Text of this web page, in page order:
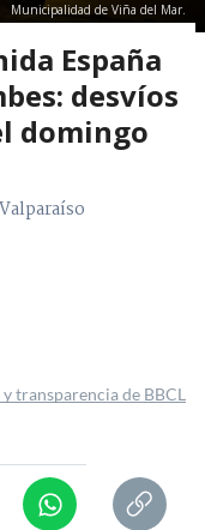
Municipalidad de Viña del Mar.
España
desvíos
domingo
y transparencia de BBCL